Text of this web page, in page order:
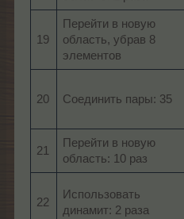
19
Перейти в новую
область, убрав 8
элементов
20 Соединить пары: 35
21
Перейти в новую
область: 10 раз
22
Использовать
динамит: 2 раза